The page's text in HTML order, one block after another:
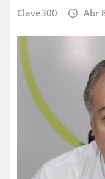
Clave300 Abr